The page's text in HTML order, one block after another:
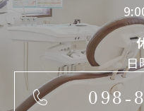
日
098-